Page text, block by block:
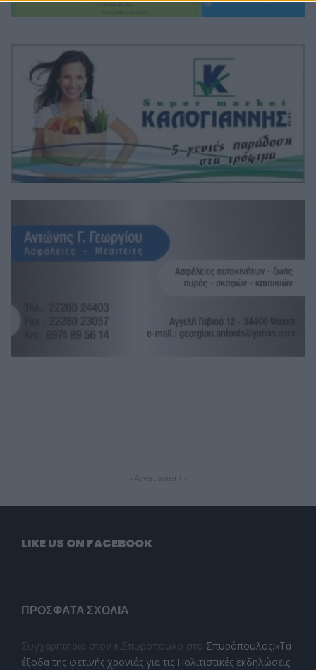
- Advertisement -
LIKE US ON FACEBOOK
ΠΡΌΣΦΑΤΑ ΣΧΌΛΙΑ
Συγχαρητηρια στον κ.Σπυροπουλο στο Σπυρόπουλος:«Τα
έξοδα της φετινής χρονιάς για τις Πολιτιστικές εκδηλώσεις